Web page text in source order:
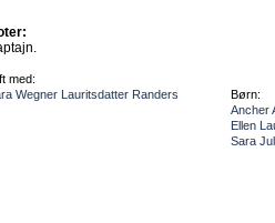
med:
Wegner Lauritsdatter Randers
Børn:
Ancher
Ellen
Sara